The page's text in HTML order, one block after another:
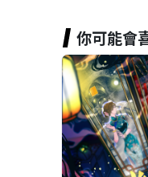
徐
2021-
李
你可能會